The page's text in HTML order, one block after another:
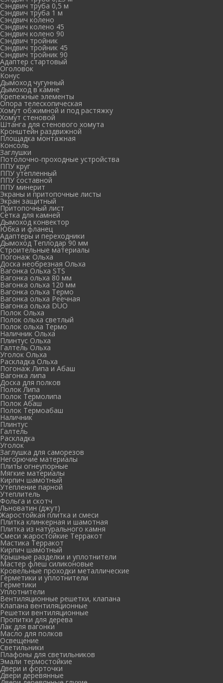
Сэндвич труба 0,5 м
Сэндвич труба 1 м
Сэндвич колено
Сэндвич колено 45
Сэндвич колено 90
Сэндвич тройник
Сэндвич тройник 45
Сэндвич тройник 90
Адаптер стартовый
Оголовок
Конус
Дымоход чугунный
Дымоход в камне
Крепежные элементы
Опора телескопическая
Хомут обжимной и под растяжку
Хомут стеновой
Штанга для стенового хомута
Кронштейн раздвижной
Площадка монтажная
Консоль
Заглушки
Потолочно-проходные устройства
ППУ круг
ППУ утепленный
ППУ составной
ППУ минерит
Экраны и притопочные листы
Экран защитный
Притопочный лист
Сетка для камней
Дымоход конвектор
Юбка и фланец
Адаптеры и переходники
Дымоход Теплодар 90 мм
Cтроительные материалы
Погонаж Ольха
Доска необрезная Ольха
Вагонка Ольха STS
Вагонка ольха 80 мм
Вагонка ольха 120 мм
Вагонка ольха Термо
Вагонка ольха Реечная
Вагонка ольха DUO
Полок Ольха
Полок ольха светлый
Полок ольха Термо
Наличник Ольха
Плинтус Ольха
Галтель Ольха
Уголок Ольха
Раскладка Ольха
Погонаж Липа и Абаш
Вагонка липа
Доска для полков
Полок Липа
Полок Термолипа
Полок Абаш
Полок Термоабаш
Наличник
Плинтус
Галтель
Раскладка
Уголок
Заглушка для саморезов
Негорючие материалы
Плиты огнеупорные
Мягкие материалы
Кирпич шамотный
Утепление парной
Утеплитель
Фольга и скотч
Льноватин (джут)
Жаростойкая плитка и смеси
Плитка клинкерная и шамотная
Плитка из натурального камня
Смеси жаростойкие Терракот
Мастика Терракот
Кирпич шамотный
Крышные разделки и уплотнители
Мастер флеш силиконовые
Кровельные проходки металлические
Герметики и уплотнители
Герметики
Уплотнители
Вентиляционные решетки, клапана
Клапана вентиляционные
Решетки вентиляционные
Пропитки для дерева
Лак для вагонки
Масло для полков
Освещение
Светильники
Плафоны для светильников
Эмали термостойкие
Двери и форточки
Двери деревянные